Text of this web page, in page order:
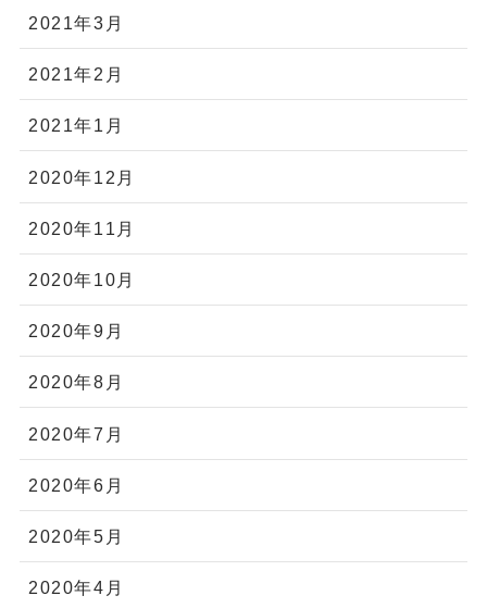
2021年3月
2021年2月
2021年1月
2020年12月
2020年11月
2020年10月
2020年9月
2020年8月
2020年7月
2020年6月
2020年5月
2020年4月